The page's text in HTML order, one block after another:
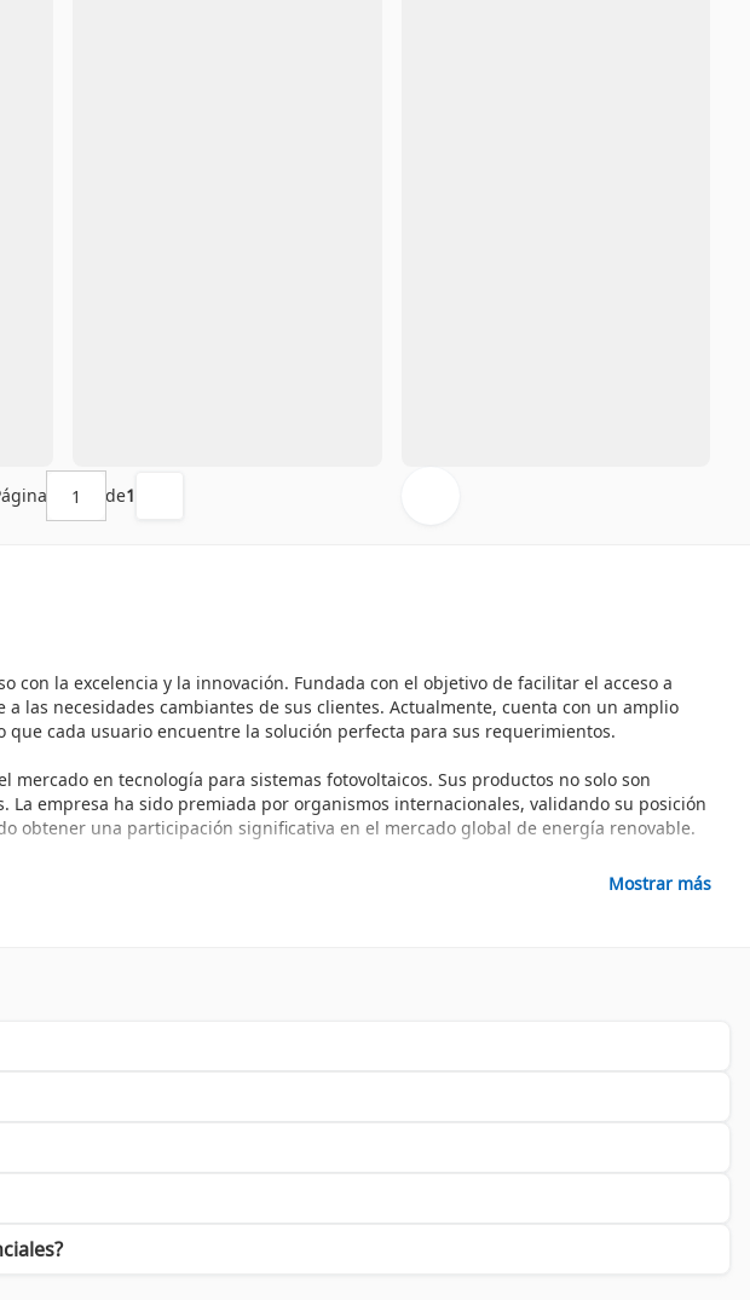
de1
con la excelencia y la innovación. Fundada con el objetivo de facilitar el acceso a
las necesidades cambiantes de sus clientes. Actualmente, cuenta con un amplio
cada usuario encuentre la solución perfecta para sus requerimientos.
en tecnología para sistemas fotovoltaicos. Sus productos no solo son
empresa ha sido premiada por organismos internacionales, validando su posición
obtener una participación significativa en el mercado global de energía renovable.
dispositivos regulan la carga de las baterías, previniendo sobrecargas y
de energía solar funcionará de manera eficaz durante años.
Mostrar más